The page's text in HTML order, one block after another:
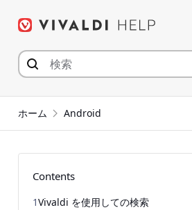
ホーム Android
Contents
1Vivaldi を使用しての検索